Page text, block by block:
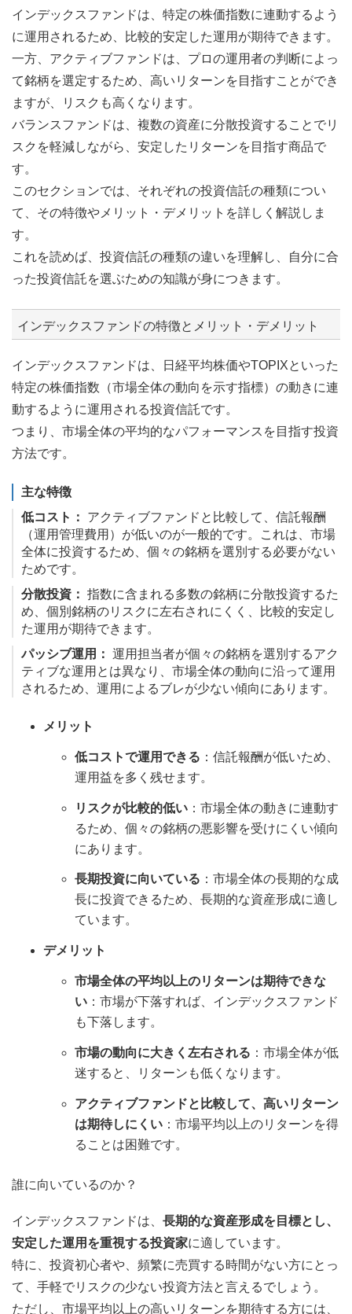
インデックスファンドは、特定の株価指数に連動するよう
に運用されるため、比較的安定した運用が期待できます。
一方、アクティブファンドは、プロの運用者の判断によっ
て銘柄を選定するため、高いリターンを目指すことができ
ますが、リスクも高くなります。
バランスファンドは、複数の資産に分散投資することでリ
スクを軽減しながら、安定したリターンを目指す商品で
す。
このセクションでは、それぞれの投資信託の種類につい
て、その特徴やメリット・デメリットを詳しく解説しま
す。
これを読めば、投資信託の種類の違いを理解し、自分に合
った投資信託を選ぶための知識が身につきます。
インデックスファンドの特徴とメリット・デメリット
インデックスファンドは、日経平均株価やTOPIXといった
特定の株価指数（市場全体の動向を示す指標）の動きに連
動するように運用される投資信託です。
つまり、市場全体の平均的なパフォーマンスを目指す投資
方法です。
主な特徴
低コスト：
アクティブファンドと比較して、信託報酬
（運用管理費用）が低いのが一般的です。これは、市場
全体に投資するため、個々の銘柄を選別する必要がない
ためです。
分散投資： 指数に含まれる多数の銘柄に分散投資するた
め、個別銘柄のリスクに左右されにくく、比較的安定し
た運用が期待できます。
パッシブ運用： 運用担当者が個々の銘柄を選別するアク
ティブな運用とは異なり、市場全体の動向に沿って運用
されるため、運用によるブレが少ない傾向にあります。
メリット
低コストで運用できる ：信託報酬が低いため、
運用益を多く残せます。
リスクが比較的低い ：市場全体の動きに連動す
るため、個々の銘柄の悪影響を受けにくい傾向
にあります。
長期投資に向いている ：市場全体の長期的な成
長に投資できるため、長期的な資産形成に適し
ています。
デメリット
市場全体の平均以上のリターンは期待できな
い ：市場が下落すれば、インデックスファンド
も下落します。
市場の動向に大きく左右される ：市場全体が低
迷すると、リターンも低くなります。
アクティブファンドと比較して、高いリターン
は期待しにくい ：市場平均以上のリターンを得
ることは困難です。
誰に向いているのか？
インデックスファンドは、 長期的な資産形成を目標とし、
安定した運用を重視する投資家に適しています。
特に、投資初心者や、頻繁に売買する時間がない方にとっ
て、手軽でリスクの少ない投資方法と言えるでしょう。
ただし、市場平均以上の高いリターンを期待する方には、